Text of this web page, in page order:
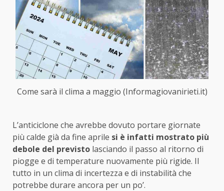
Come sarà il clima a maggio (Informagiovanirieti.it)
L’anticiclone che avrebbe dovuto portare giornate
più calde già da fine aprile si è infatti mostrato più
debole del previsto lasciando il passo al ritorno di
piogge e di temperature nuovamente più rigide. Il
tutto in un clima di incertezza e di instabilità che
potrebbe durare ancora per un po’.